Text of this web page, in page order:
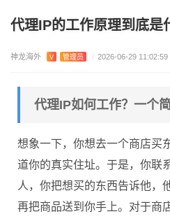
代理IP的工作原理到底是
神龙海外 V 管理员 / 2026-06-29 11:02:59
代理IP如何工作？一个
想象一下，你想去一个商店买
道你的真实住址。于是，你联
人，你把想买的东西告诉他，
再把商品送到你手上。对于商